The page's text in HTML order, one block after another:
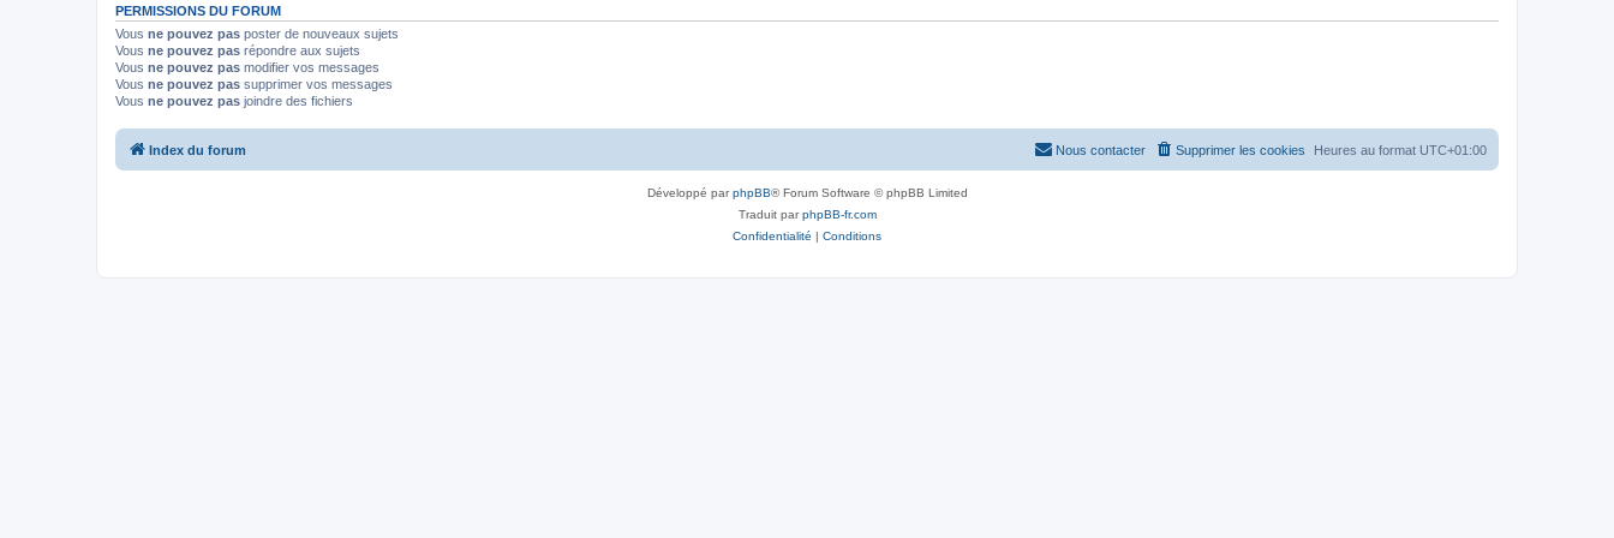
PERMISSIONS DU FORUM
Vous ne pouvez pas poster de nouveaux sujets
Vous ne pouvez pas répondre aux sujets
Vous ne pouvez pas modifier vos messages
Vous ne pouvez pas supprimer vos messages
Vous ne pouvez pas joindre des fichiers
Index du forum Heures au format UTC+01:00
Supprimer les cookies
Nous contacter
Développé parphpBB® Forum Software © phpBB Limited
Traduit parphpBB-fr.com
Confidentialité | Conditions